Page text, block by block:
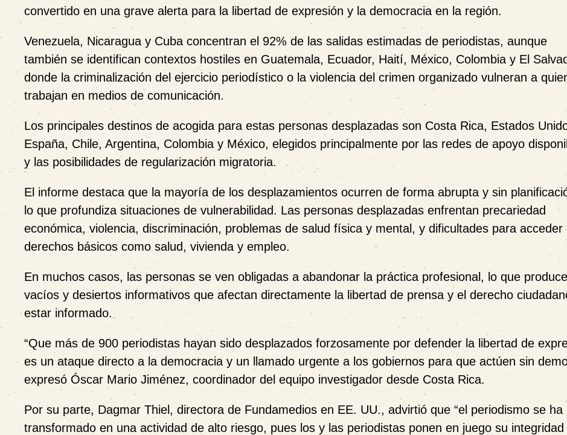
convertido en una grave alerta para la libertad de expresión y la democracia en la región.
Venezuela, Nicaragua y Cuba concentran el 92% de las salidas estimadas de periodistas, aunque
también se identifican contextos hostiles en Guatemala, Ecuador, Haití, México, Colombia y El
donde la criminalización del ejercicio periodístico o la violencia del crimen organizado vulneran a
trabajan en medios de comunicación.
Los principales destinos de acogida para estas personas desplazadas son Costa Rica, Estados
España, Chile, Argentina, Colombia y México, elegidos principalmente por las redes de apoyo
y las posibilidades de regularización migratoria.
El informe destaca que la mayoría de los desplazamientos ocurren de forma abrupta y sin
lo que profundiza situaciones de vulnerabilidad. Las personas desplazadas enfrentan precariedad
económica, violencia, discriminación, problemas de salud física y mental, y dificultades para acceder
derechos básicos como salud, vivienda y empleo.
En muchos casos, las personas se ven obligadas a abandonar la práctica profesional, lo que produce
vacíos y desiertos informativos que afectan directamente la libertad de prensa y el derecho
estar informado.
“Que más de 900 periodistas hayan sido desplazados forzosamente por defender la libertad de
es un ataque directo a la democracia y un llamado urgente a los gobiernos para que actúen sin
expresó Óscar Mario Jiménez, coordinador del equipo investigador desde Costa Rica.
Por su parte, Dagmar Thiel, directora de Fundamedios en EE. UU., advirtió que “el periodismo se ha
transformado en una actividad de alto riesgo, pues los y las periodistas ponen en juego su integridad